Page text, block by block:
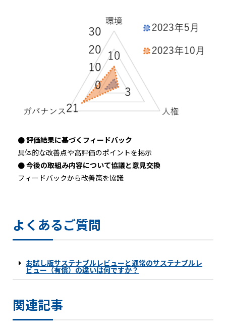
● 評価結果に基づくフィードバック
具体的な改善点や高評価のポイントを掲示
● 今後の取組み内容について協議と意見交換
フィードバックから改善策を協議
よくあるご質問
お試し版サステナブルレビューと通常のサステナブルレ
ビュー（有償）の違いは何ですか？
関連記事